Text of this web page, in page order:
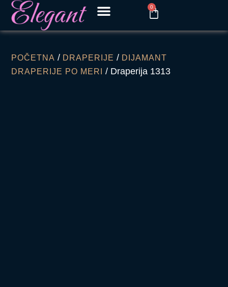
0
POČETNA / DRAPERIJE / DIJAMANT
DRAPERIJE PO MERI
/ Draperija 1313